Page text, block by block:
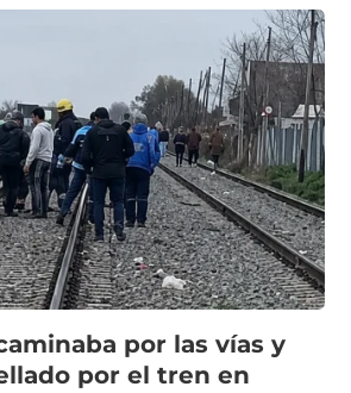
por las vías y
por el tren en